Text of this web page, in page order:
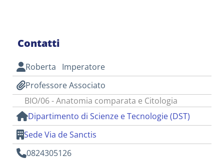
Contatti
Roberta Imperatore
Professore Associato
BIO/06 - Anatomia comparata e Citologia
Dipartimento di Scienze e Tecnologie (DST)
Sede Via de Sanctis
0824305126